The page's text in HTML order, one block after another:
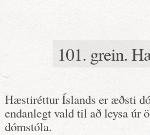
101. grein.
Hæstiréttur Íslands er æðsti
endanlegt vald til að leysa úr
dómstóla.